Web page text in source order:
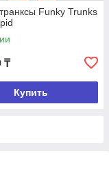
Funky Trunks
₸
Купить